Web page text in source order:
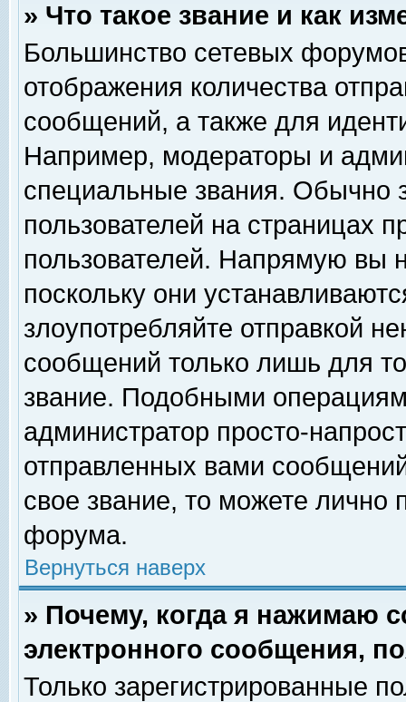
» Что такое звание и как
Большинство сетевых
отображения количества
сообщений, а также для
Например, модераторы и
специальные звания. Обычно
пользователей на страницах
пользователей. Напрямую вы
поскольку они
злоупотребляйте отправкой
сообщений только лишь для
звание. Подобными
администратор просто-
отправленных вами
свое звание, то можете лично
форума.
Вернуться наверх
» Почему, когда я нажимаю
электронного сообщения,
Только зарегистрированные